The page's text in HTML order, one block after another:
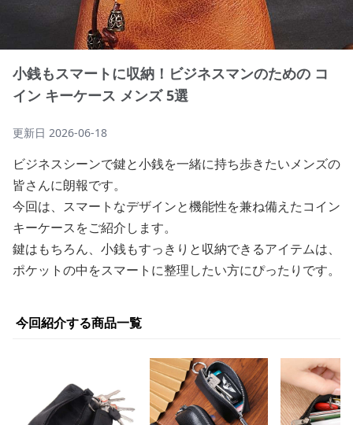
小銭もスマートに収納！ビジネスマンのための コ
イン キーケース メンズ 5選
更新日 2026-06-18
ビジネスシーンで鍵と小銭を一緒に持ち歩きたいメンズの
皆さんに朗報です。
今回は、スマートなデザインと機能性を兼ね備えたコイン
キーケースをご紹介します。
鍵はもちろん、小銭もすっきりと収納できるアイテムは、
ポケットの中をスマートに整理したい方にぴったりです。
今回紹介する商品一覧